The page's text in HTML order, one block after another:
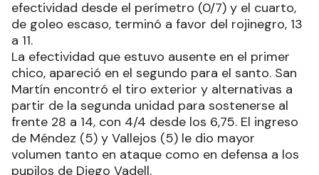
efectividad desde el perímetro (0/7) y el cuarto,
de goleo escaso, terminó a favor del rojinegro, 13
a 11.
La efectividad que estuvo ausente en el primer
chico, apareció en el segundo para el santo. San
Martín encontró el tiro exterior y alternativas a
partir de la segunda unidad para sostenerse al
frente 28 a 14, con 4/4 desde los 6,75. El ingreso
de Méndez (5) y Vallejos (5) le dio mayor
volumen tanto en ataque como en defensa a los
pupilos de Diego Vadell.